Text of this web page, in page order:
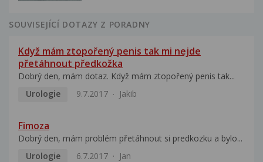
SOUVISEJÍCÍ DOTAZY Z PORADNY
Když mám ztopořený penis tak mi nejde
přetáhnout předkožka
Dobrý den, mám dotaz. Když mám ztopořený penis tak...
Urologie
9.7.2017 Jakib
Fimoza
Dobrý den, mám problém přetáhnout si predkozku a bylo...
Urologie
6.7.2017 Jan